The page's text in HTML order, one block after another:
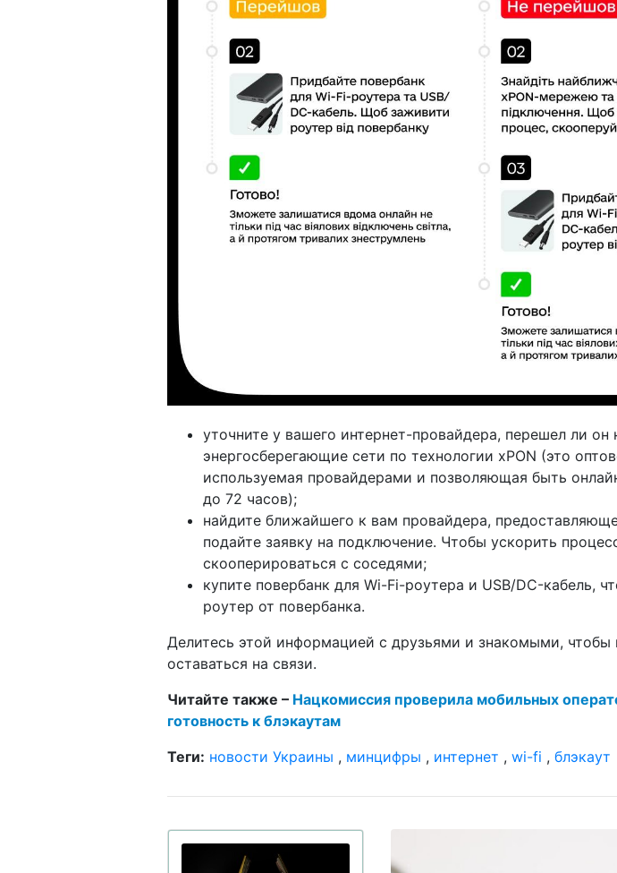
уточните у вашего интернет-провайдера, перешел ли он
энергосберегающие сети по технологии xPON (это
используемая провайдерами и позволяющая быть
до 72 часов);
найдите ближайшего к вам провайдера,
подайте заявку на подключение. Чтобы ускорить
скооперироваться с соседями;
купите повербанк для Wi-Fi-роутера и USB/DC-кабель,
роутер от повербанка.
Делитесь этой информацией с друзьями и знакомыми, чтобы
оставаться на связи.
Читайте также – Нацкомиссия проверила мобильных
готовность к блэкаутам
Теги: новости Украины , минцифры , интернет , wi-fi , блэкаут